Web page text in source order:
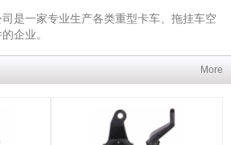
是一家专业生产各类重型卡车、拖挂车空
企业。
More